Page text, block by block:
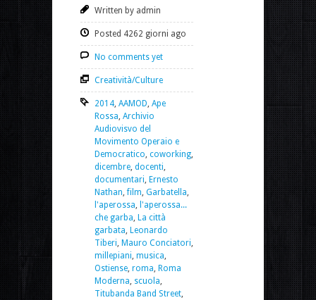
Written by admin
Posted 4262 giorni ago
No comments yet
Creatività/Culture
2014 AAMOD Ape
Rossa Archivio
Audiovisvo del
Movimento Operaio e
Democratico coworking
dicembre docenti
documentari Ernesto
Nathan ,film Garbatella
l'aperossa
l'aperossa...
che garba La città
garbata Leonardo
Tiberi Mauro Conciatori
millepiani musica
Ostiense roma Roma
Moderna scuola
Titubanda Band Street